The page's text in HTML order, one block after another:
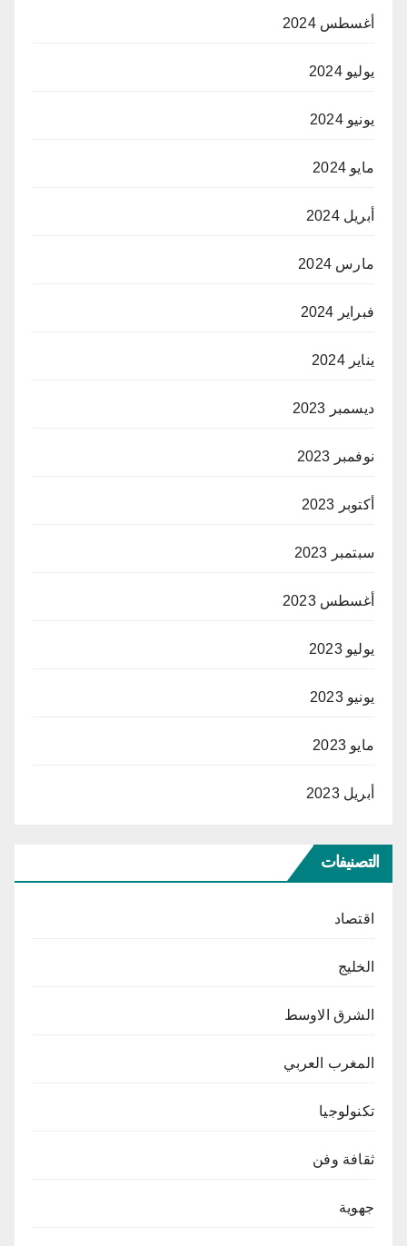
أغسطس 2024
يوليو 2024
يونيو 2024
مايو 2024
أبريل 2024
مارس 2024
فبراير 2024
يناير 2024
ديسمبر 2023
نوفمبر 2023
أكتوبر 2023
سبتمبر 2023
أغسطس 2023
يوليو 2023
يونيو 2023
مايو 2023
أبريل 2023
التصنيفات
اقتصاد
الخليج
الشرق الاوسط
المغرب العربي
تكنولوجيا
ثقافة وفن
جهوية